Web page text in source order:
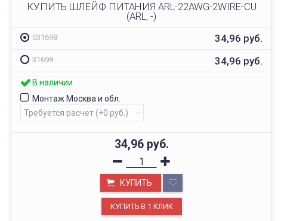
КУПИТЬ ШЛЕЙФ ПИТАНИЯ ARL-22AWG-2WIRE-CU
(ARL, -)
031698 34,96 руб.
31698 34,96 руб.
В наличии
Монтаж Москва и обл.
34,96 руб.
КУПИТЬ
ОФИС В МОСКВЕ
Будем рады видеть вас в нашем офисе по адресу г.
Москва, Павелецкая наб., д. 2, стр. 2.